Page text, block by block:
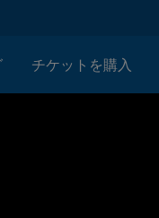
チケットを購入